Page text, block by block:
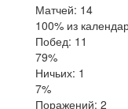
Матчей: 14
100% из
Побед: 11
79%
Ничьих: 1
7%
Поражений: 2